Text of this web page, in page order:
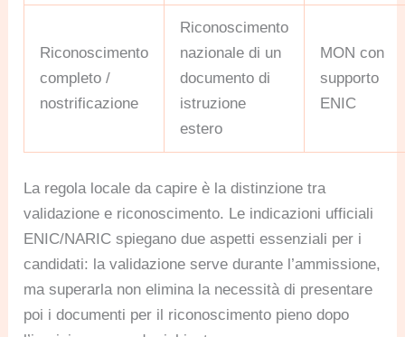
Riconoscimento
completo /
nostrificazione
Riconoscimento
nazionale di un
documento di
istruzione
estero
MON con
supporto
ENIC
La regola locale da capire è la distinzione tra
validazione e riconoscimento. Le indicazioni ufficiali
ENIC/NARIC spiegano due aspetti essenziali per i
candidati: la validazione serve durante l’ammissione,
ma superarla non elimina la necessità di presentare
poi i documenti per il riconoscimento pieno dopo